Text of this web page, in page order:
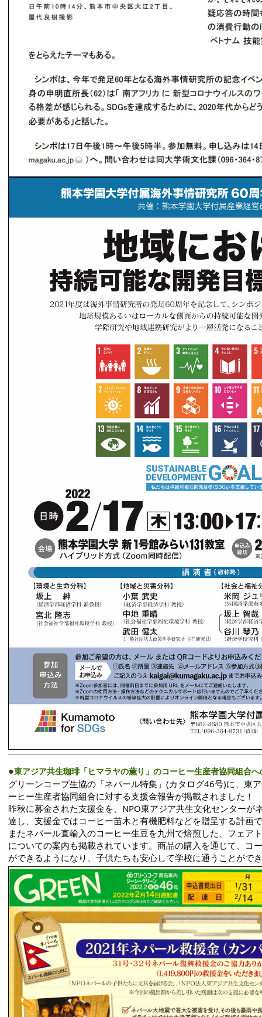
●東アジア共生珈琲「ヒマラヤの薫り」のコーヒー生産者協同組合
グリーンコープ生協の「ネパール特集」(カタログ46号)に、東
ーヒー生産者協同組合に対する支援金報告が掲載されました！
昨秋に募金された支援金を、NPO東アジア共生文化センターが
達し、支援金ではコーヒー苗木と有機肥料などを贈呈する計画
またネパール直輸入のコーヒー生豆を九州で焙煎した、フェア
についての案内も掲載されています。商品の購入を通じて、コ
ができるようになり、子供たちも安心して学校に通うことがで